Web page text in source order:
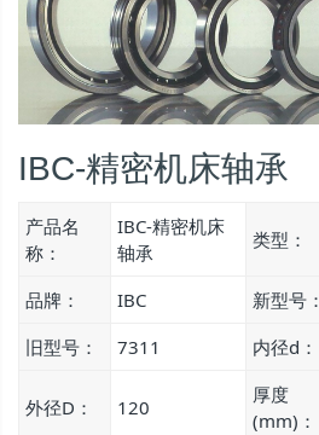
IBC-精密机床轴承
产品名
称：
IBC-精密机床
轴承
类型：
品牌： IBC 新型号：
旧型号：
7311 内径d：
外径D： 120
厚度
(mm)：